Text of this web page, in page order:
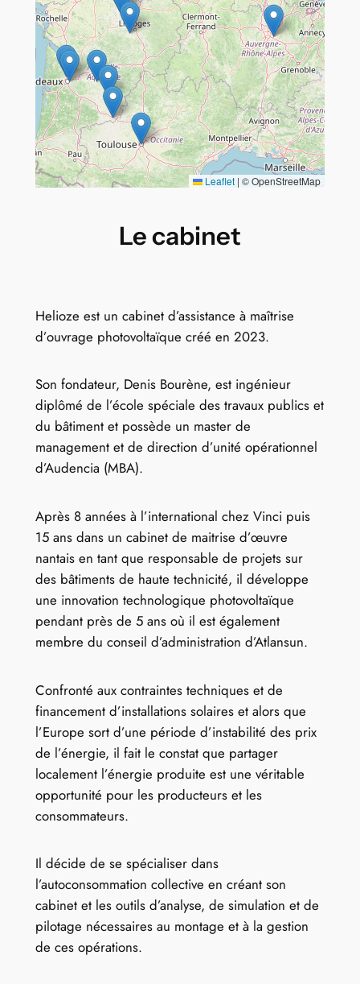
Leaflet | © OpenStreetMap
Le cabinet
Helioze est un cabinet d’assistance à maîtrise
d’ouvrage photovoltaïque créé en 2023.
Son fondateur, Denis Bourène, est ingénieur
diplômé de l’école spéciale des travaux publics et
du bâtiment et possède un master de
management et de direction d’unité opérationnel
d’Audencia (MBA).
Après 8 années à l’international chez Vinci puis
15 ans dans un cabinet de maitrise d’œuvre
nantais en tant que responsable de projets sur
des bâtiments de haute technicité, il développe
une innovation technologique photovoltaïque
pendant près de 5 ans où il est également
membre du conseil d’administration d’Atlansun.
Confronté aux contraintes techniques et de
financement d’installations solaires et alors que
l’Europe sort d’une période d’instabilité des prix
de l’énergie, il fait le constat que partager
localement l’énergie produite est une véritable
opportunité pour les producteurs et les
consommateurs.
Il décide de se spécialiser dans
l’autoconsommation collective en créant son
cabinet et les outils d’analyse, de simulation et de
pilotage nécessaires au montage et à la gestion
de ces opérations.